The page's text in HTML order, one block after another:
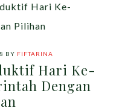
Hari Ke-
Pilihan
BY FIFTARINA
Hari Ke-
Dengan